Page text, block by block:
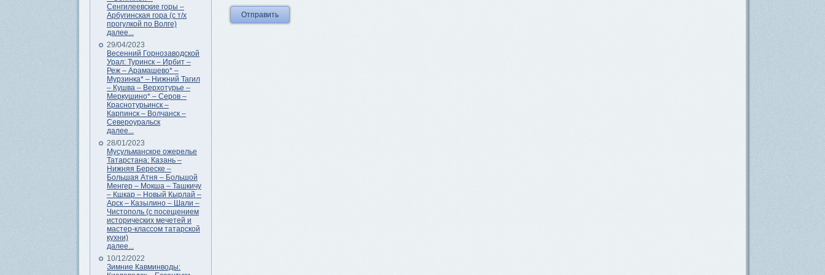
Сенгилеевские горы –
Арбугинская гора (с т/х
прогулкой по Волге)
далее...
29/04/2023
Весенний Горнозаводской
Урал: Туринск – Ирбит –
Реж – Арамашево* –
Мурзинка* – Нижний Тагил
– Кушва – Верхотурье –
Меркушино* – Серов –
Краснотурьинск –
Карпинск – Волчанск –
Североуральск
далее...
28/01/2023
Мусульманское ожерелье
Татарстана: Казань –
Нижняя Береске –
Большая Атня – Большой
Менгер – Мокша – Ташкичу
– Кшкар – Новый Кырлай –
Арск – Казылино – Шали –
Чистополь (с посещением
исторических мечетей и
мастер-классом татарской
кухни)
далее...
10/12/2022
Зимние Кавминводы: